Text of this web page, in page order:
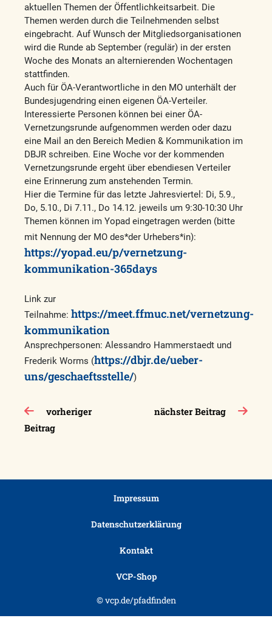
aktuellen Themen der Öffentlichkeitsarbeit. Die
Themen werden durch die Teilnehmenden selbst
eingebracht. Auf Wunsch der Mitgliedsorganisationen
wird die Runde ab September (regulär) in der ersten
Woche des Monats an alternierenden Wochentagen
stattfinden.
Auch für ÖA-Verantwortliche in den MO unterhält der
Bundesjugendring einen eigenen ÖA-Verteiler.
Interessierte Personen können bei einer ÖA-
Vernetzungsrunde aufgenommen werden oder dazu
eine Mail an den Bereich Medien & Kommunikation im
DBJR schreiben. Eine Woche vor der kommenden
Vernetzungsrunde ergeht über ebendiesen Verteiler
eine Erinnerung zum anstehenden Termin.
Hier die Termine für das letzte Jahresviertel: Di, 5.9.,
Do, 5.10., Di 7.11., Do 14.12. jeweils um 9:30-10:30 Uhr
Themen können im Yopad eingetragen werden (bitte
mit Nennung der MO des*der Urhebers*in):
https://yopad.eu/p/vernetzung-
kommunikation-365days
Link zur
Teilnahme: https://meet.ffmuc.net/vernetzung-
kommunikation
Ansprechpersonen: Alessandro Hammerstaedt und
Frederik Worms (https://dbjr.de/ueber-
uns/geschaeftsstelle/)
Beitragsnavigation
vorheriger
Beitrag
nächster Beitrag
Impressum
Datenschutzerklärung
Kontakt
VCP-Shop
© vcp.de/pfadfinden